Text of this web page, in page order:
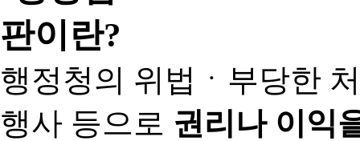
행정청의 위법ㆍ부당한
행사 등으로 권리나 이익